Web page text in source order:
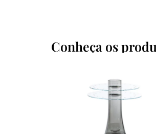
Conheça os